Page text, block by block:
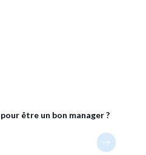
être un bon manager ?